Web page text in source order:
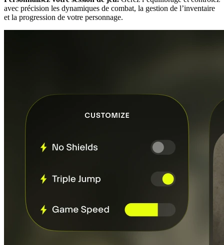
avec précision les dynamiques de combat, la gestion de l’inventaire
et la progression de votre personnage.